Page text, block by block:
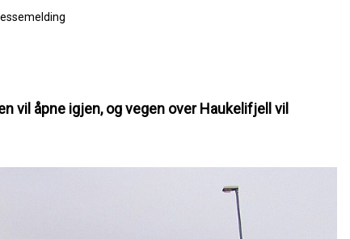
vil åpne igjen, og vegen over Haukelifjell vil